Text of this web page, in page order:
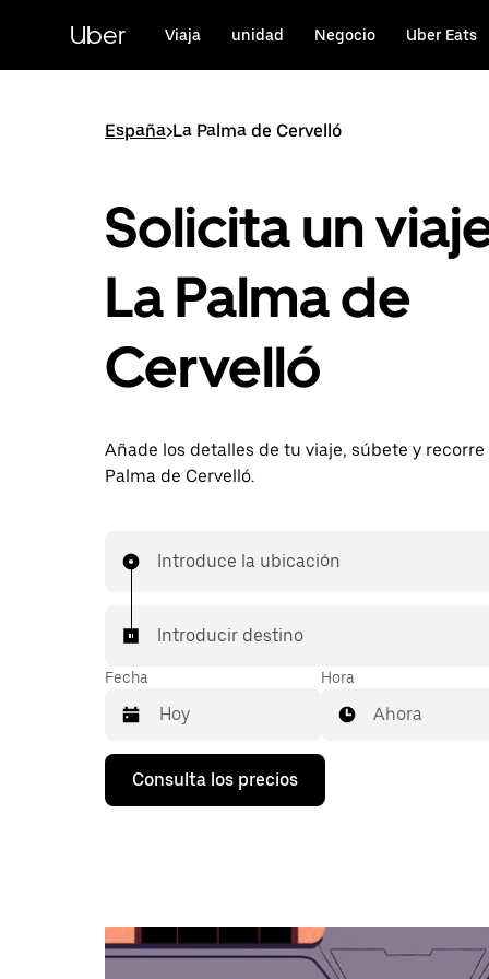
contenido
principal
Uber Viaja unidad Negocio Uber Eats
España>La Palma de Cervelló
Solicita un
La Palma de
Cervelló
Añade los detalles de tu viaje, súbete y recorre
Palma de Cervelló.
Introduce la ubicación
Introducir destino
Fecha
Pulsa
flecha
calendario
y
seleccionar
Hora
Ahora
Consulta los precios